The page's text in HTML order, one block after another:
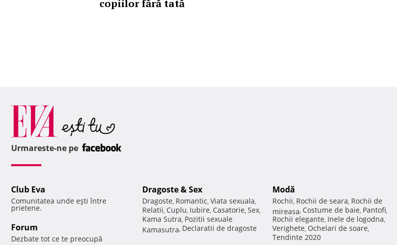
copiilor fără tată
Urmareste-ne pe
Club Eva
Comunitatea unde eşti între
prietene.
Forum
Dezbate tot ce te preocupă
Dragoste & Sex
Dragoste, Romantic, Viata sexuala,
Relatii, Cuplu, Iubire, Casatorie, Sex,
Kama Sutra, Pozitii sexuale
Kamasutra, Declaratii de dragoste
Modă
Rochii, Rochii de seara, Rochii de
mireasa, Costume de baie, Pantofi,
Rochii elegante, Inele de logodna,
Verighete, Ochelari de soare,
Tendinte 2020